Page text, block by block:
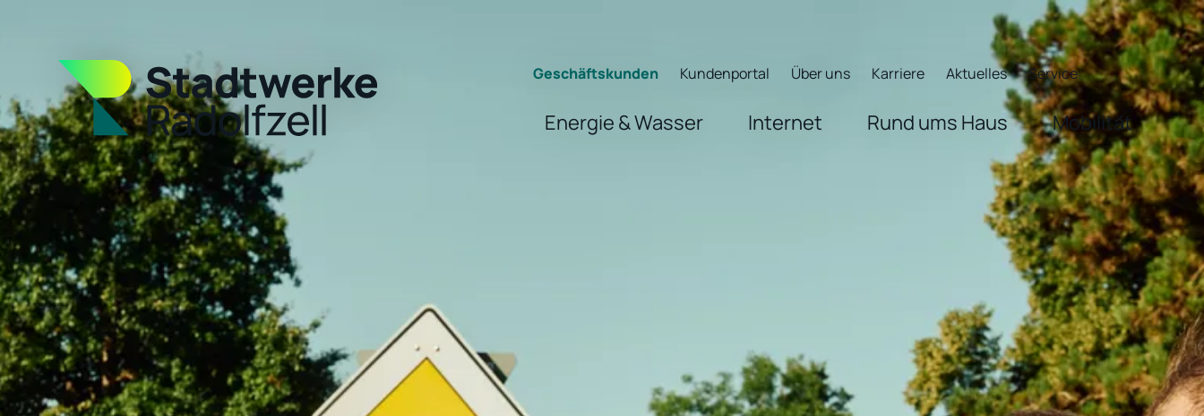
Geschäftskunden Kundenportal Über uns Karriere Aktuelles Service
Energie & Wasser Internet Rund ums Haus Mobilität